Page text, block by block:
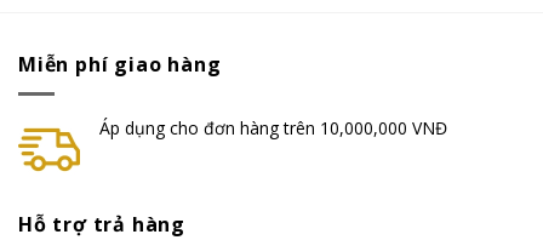
Miễn phí giao hàng
Áp dụng cho đơn hàng trên 10,000,000 VNĐ
Hỗ trợ trả hàng